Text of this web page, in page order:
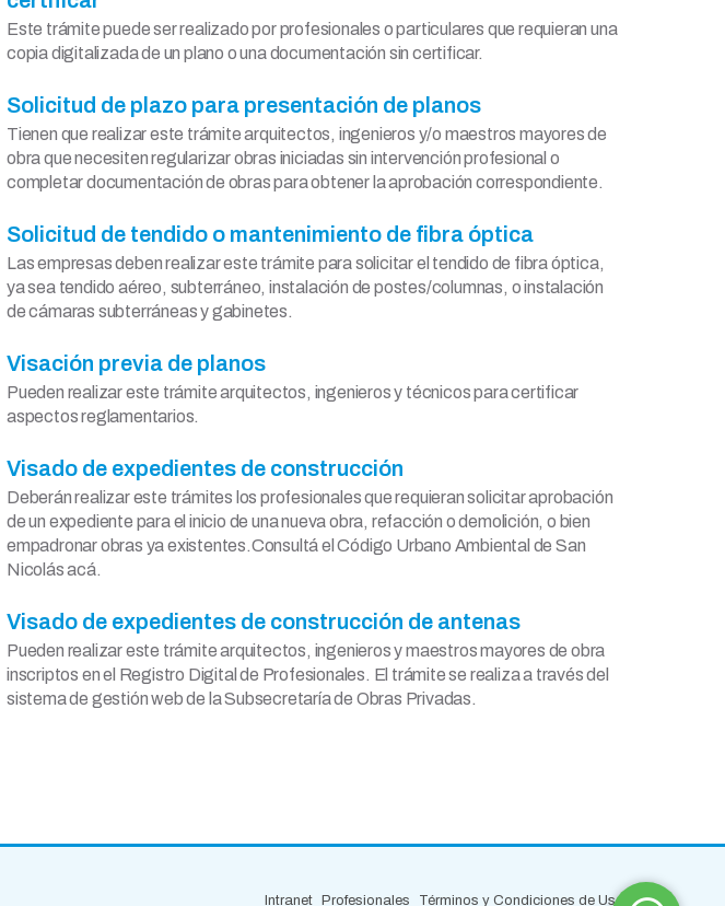
Este trámite puede ser realizado por profesionales o particulares que requieran una
copia digitalizada de un plano o una documentación sin certificar.
Solicitud de plazo para presentación de planos
Tienen que realizar este trámite arquitectos, ingenieros y/o maestros mayores de
obra que necesiten regularizar obras iniciadas sin intervención profesional o
completar documentación de obras para obtener la aprobación correspondiente.
Solicitud de tendido o mantenimiento de fibra óptica
Las empresas deben realizar este trámite para solicitar el tendido de fibra óptica,
ya sea tendido aéreo, subterráneo, instalación de postes/columnas, o instalación
de cámaras subterráneas y gabinetes.
Visación previa de planos
Pueden realizar este trámite arquitectos, ingenieros y técnicos para certificar
aspectos reglamentarios.
Visado de expedientes de construcción
Deberán realizar este trámites los profesionales que requieran solicitar aprobación
de un expediente para el inicio de una nueva obra, refacción o demolición, o bien
empadronar obras ya existentes.Consultá el Código Urbano Ambiental de San
Nicolás acá.
Visado de expedientes de construcción de antenas
Pueden realizar este trámite arquitectos, ingenieros y maestros mayores de obra
inscriptos en el Registro Digital de Profesionales. El trámite se realiza a través del
sistema de gestión web de la Subsecretaría de Obras Privadas.
Intranet Profesionales Términos y Condiciones de Uso